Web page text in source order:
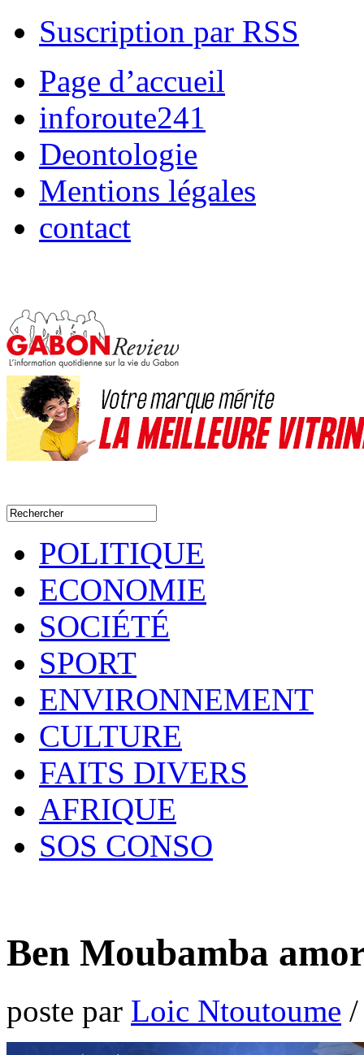
Suscription par RSS
Page d’accueil
inforoute241
Deontologie
Mentions légales
contact
POLITIQUE
ECONOMIE
SOCIÉTÉ
SPORT
ENVIRONNEMENT
CULTURE
FAITS DIVERS
AFRIQUE
SOS CONSO
Ben Moubamba
poste par Loic Ntoutoume